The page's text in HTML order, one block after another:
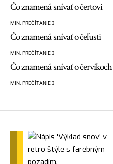
Čo znamená snívať o čertovi
MIN. PREČÍTANIE 3
Čo znamená snívať o čeľusti
MIN. PREČÍTANIE 3
Čo znamená snívať o červíkoch
MIN. PREČÍTANIE 3